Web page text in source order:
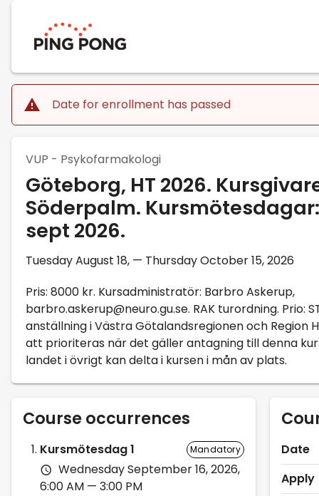
Date for enrollment has passed
VUP - Psykofarmakologi
Göteborg, HT 2026.
Söderpalm. Kursmötesdagar:
sept 2026.
Tuesday August 18, — Thursday October 15, 2026
Pris: 8000 kr. Kursadministratör: Barbro Askerup,
barbro.askerup@neuro.gu.se. RAK turordning. Prio:
anställning i Västra Götalandsregionen och Region
att prioriteras när det gäller antagning till denna
landet i övrigt kan delta i kursen i mån av plats.
Course occurrences
Kursmötesdag 1 Mandatory
Wednesday September 16, 2026,
6:00 AM — 3:00 PM
Date
Apply